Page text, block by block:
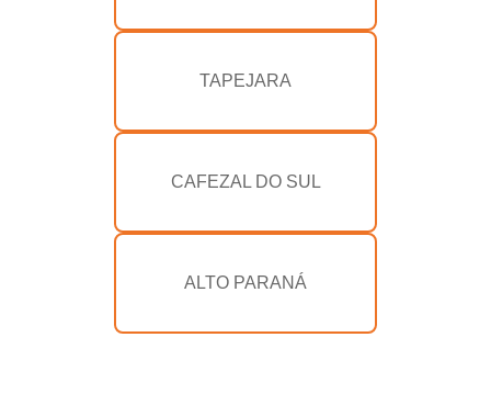
TAPEJARA
CAFEZAL DO SUL
ALTO PARANÁ